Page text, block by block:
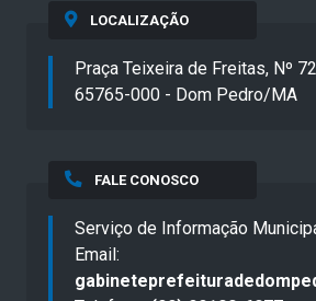
LOCALIZAÇÃO
Praça Teixeira de Freitas, Nº
65765-000 - Dom Pedro/MA
FALE CONOSCO
Serviço de Informação
Email: